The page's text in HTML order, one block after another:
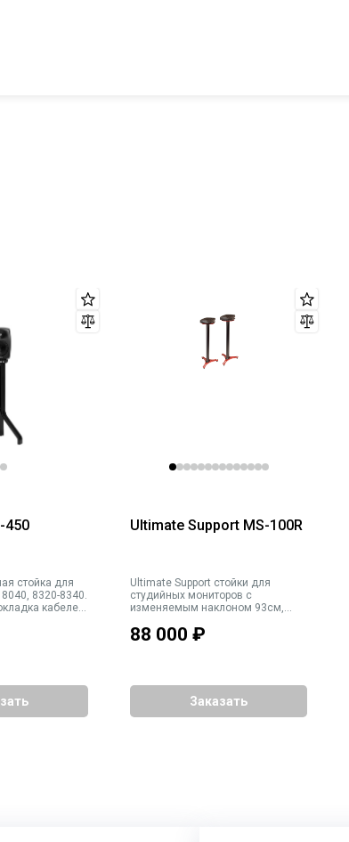
450
стойка для
8320-8340.
кабелей
Вес 19 кг
Ultimate Support MS-100R
Ultimate Support стойки для
студийных мониторов с
изменяемым наклоном 93см,
элементами
88 000 ₽
Заказать